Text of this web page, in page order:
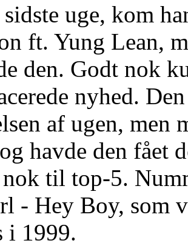
uge, kom
ft. Yung Lean,
den. Godt nok
nyhed.
af ugen, men
havde den fået
nok til top-5.
- Hey Boy, som
i 1999.